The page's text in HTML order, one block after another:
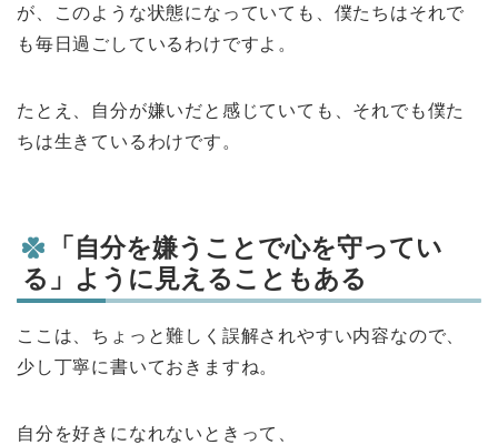
が、このような状態になっていても、僕たちはそれで
も毎日過ごしているわけですよ。
たとえ、自分が嫌いだと感じていても、それでも僕た
ちは生きているわけです。
「自分を嫌うことで心を守ってい
る」ように見えることもある
ここは、ちょっと難しく誤解されやすい内容なので、
少し丁寧に書いておきますね。
自分を好きになれないときって、